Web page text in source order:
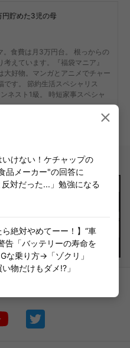
貯めた3児の母
食費は月3万円台。 根っからの
えています。『福袋マニア』
大好物。マンガとアニメでチャー
です。 節約生活スペシャリス
ネスト1級。 時短家事スペシャ
納アドバイザー
いけない！ケチャップの
品メーカー"の回答に
対だった...」勉強になる
ら絶対やめてーー！】“車
告「バッテリーの寿命を
な乗り方→「ゾクリ」
い物だけもダメ!?」